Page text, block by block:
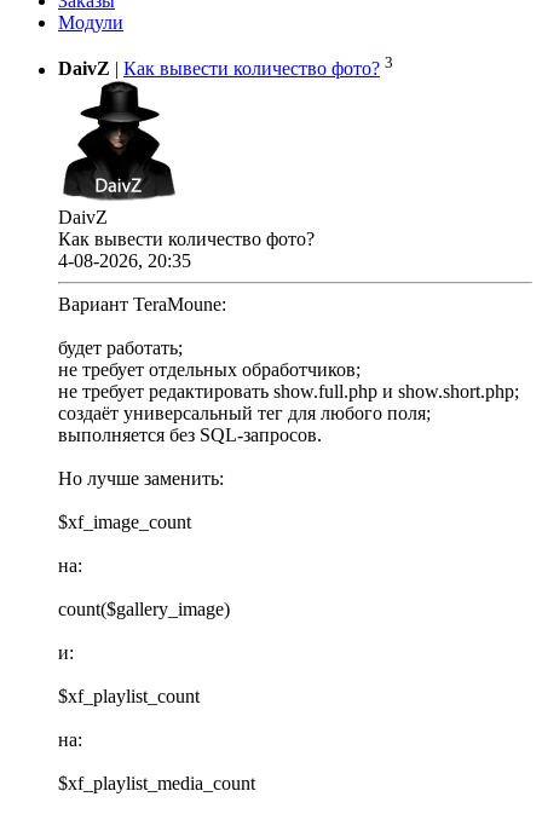
Модули
DaivZ Как вывести количество фото? 3
DaivZ
Как вывести количество фото?
4-08-2026, 20:35
Вариант TeraMoune:
будет работать;
не требует отдельных обработчиков;
не требует редактировать show.full.php и show.short.php;
создаёт универсальный тег для любого поля;
выполняется без SQL-запросов.
Но лучше заменить:
$xf_image_count
на:
count($gallery_image)
и:
$xf_playlist_count
на:
$xf_playlist_media_count